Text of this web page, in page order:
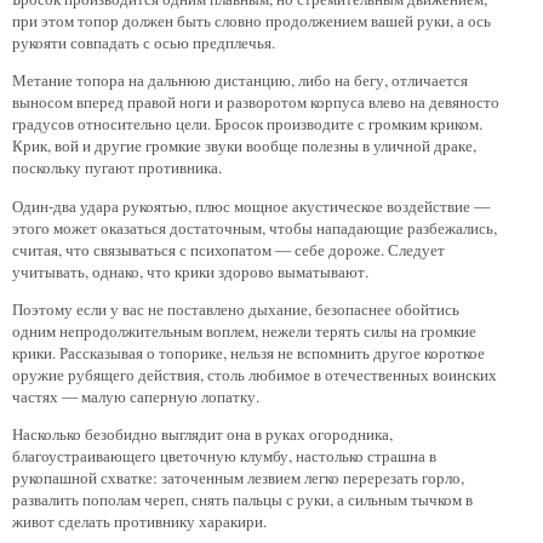
при этом топор должен быть словно продолжением вашей руки, а ось
рукояти совпадать с осью предплечья.
Метание топора на дальнюю дистанцию, либо на бегу, отличается
выносом вперед правой ноги и разворотом корпуса влево на девяносто
градусов относительно цели. Бросок производите с громким криком.
Крик, вой и другие громкие звуки вообще полезны в уличной драке,
поскольку пугают противника.
Один-два удара рукоятью, плюс мощное акустическое воздействие —
этого может оказаться достаточным, чтобы нападающие разбежались,
считая, что связываться с психопатом — себе дороже. Следует
учитывать, однако, что крики здорово выматывают.
Поэтому если у вас не поставлено дыхание, безопаснее обойтись
одним непродолжительным воплем, нежели терять силы на громкие
крики. Рассказывая о топорике, нельзя не вспомнить другое короткое
оружие рубящего действия, столь любимое в отечественных воинских
частях — малую саперную лопатку.
Насколько безобидно выглядит она в руках огородника,
благоустраивающего цветочную клумбу, настолько страшна в
рукопашной схватке: заточенным лезвием легко перерезать горло,
развалить пополам череп, снять пальцы с руки, а сильным тычком в
живот сделать противнику харакири.